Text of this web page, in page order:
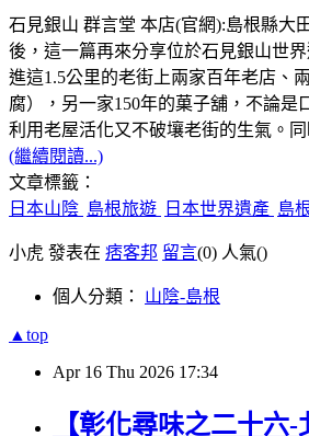
石見銀山 群言堂 本店(官網):島根縣大
後，這一篇再來分享位於石見銀山世
進這1.5公里的老街上兩家百年老店、
腐），另一家150年的菓子舖，不論
利用老屋活化又不破壤老街的生氣。
(繼續閱讀...)
文章標籤：
日本山陰 島根旅遊 日本世界遺產 島
小虎 發表在 痞客邦 留言(0) 人氣()
個人分類： 山陰-島根
▲top
Apr 16 Thu 2026 17:34
【彰化尋味之二十